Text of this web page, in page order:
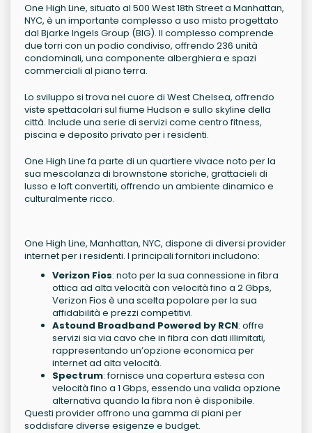
One High Line, situato al 500 West 18th Street a Manhattan,
NYC, è un importante complesso a uso misto progettato
dal Bjarke Ingels Group (BIG). Il complesso comprende
due torri con un podio condiviso, offrendo 236 unità
condominali, una componente alberghiera e spazi
commerciali al piano terra.
Lo sviluppo si trova nel cuore di West Chelsea, offrendo
viste spettacolari sul fiume Hudson e sullo skyline della
città. Include una serie di servizi come centro fitness,
piscina e deposito privato per i residenti.
One High Line fa parte di un quartiere vivace noto per la
sua mescolanza di brownstone storiche, grattacieli di
lusso e loft convertiti, offrendo un ambiente dinamico e
culturalmente ricco.
One High Line, Manhattan, NYC, dispone di diversi provider
internet per i residenti. I principali fornitori includono:
Verizon Fios: noto per la sua connessione in fibra
ottica ad alta velocità con velocità fino a 2 Gbps,
Verizon Fios è una scelta popolare per la sua
affidabilità e prezzi competitivi.
Astound Broadband Powered by RCN: offre
servizi sia via cavo che in fibra con dati illimitati,
rappresentando un’opzione economica per
internet ad alta velocità.
Spectrum: fornisce una copertura estesa con
velocità fino a 1 Gbps, essendo una valida opzione
alternativa quando la fibra non è disponibile.
Questi provider offrono una gamma di piani per
soddisfare diverse esigenze e budget.